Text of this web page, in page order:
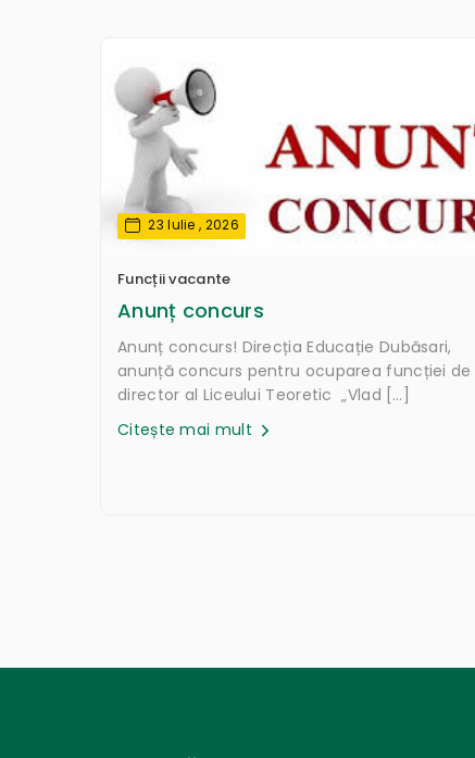
23 Iulie , 2026
Funcții vacante
Anunț concurs
Anunț concurs! Direcția Educație Dubăsari,
anunță concurs pentru ocuparea funcției de
director al Liceului Teoretic „Vlad […]
Citește mai mult